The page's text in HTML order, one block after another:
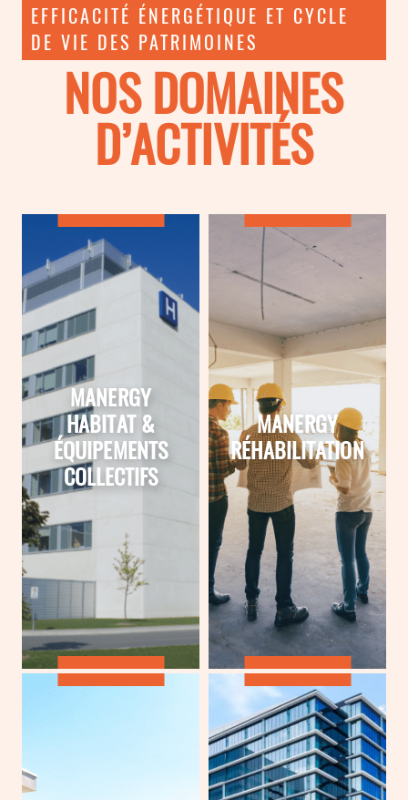
EFFICACITÉ ÉNERGÉTIQUE ET CYCLE
DE VIE DES PATRIMOINES
NOS DOMAINES
D’ACTIVITÉS
MANERGY
HABITAT &
ÉQUIPEMENTS
COLLECTIFS
MANERGY
RÉHABILITATION